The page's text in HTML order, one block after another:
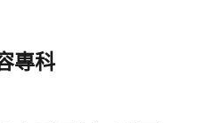
專科